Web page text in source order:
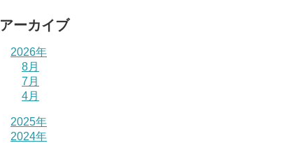
アーカイブ
2026年
8月
7月
4月
2025年
2024年